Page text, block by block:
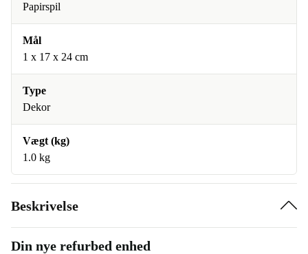
Papirspil
Mål
1 x 17 x 24 cm
Type
Dekor
Vægt (kg)
1.0 kg
Beskrivelse
Din nye refurbed enhed